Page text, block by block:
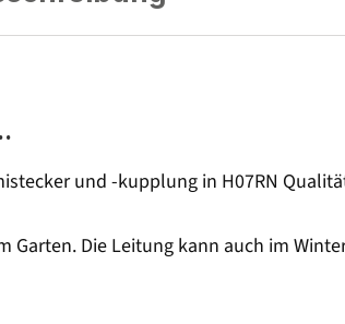
und -kupplung in H07RN
Die Leitung kann auch im